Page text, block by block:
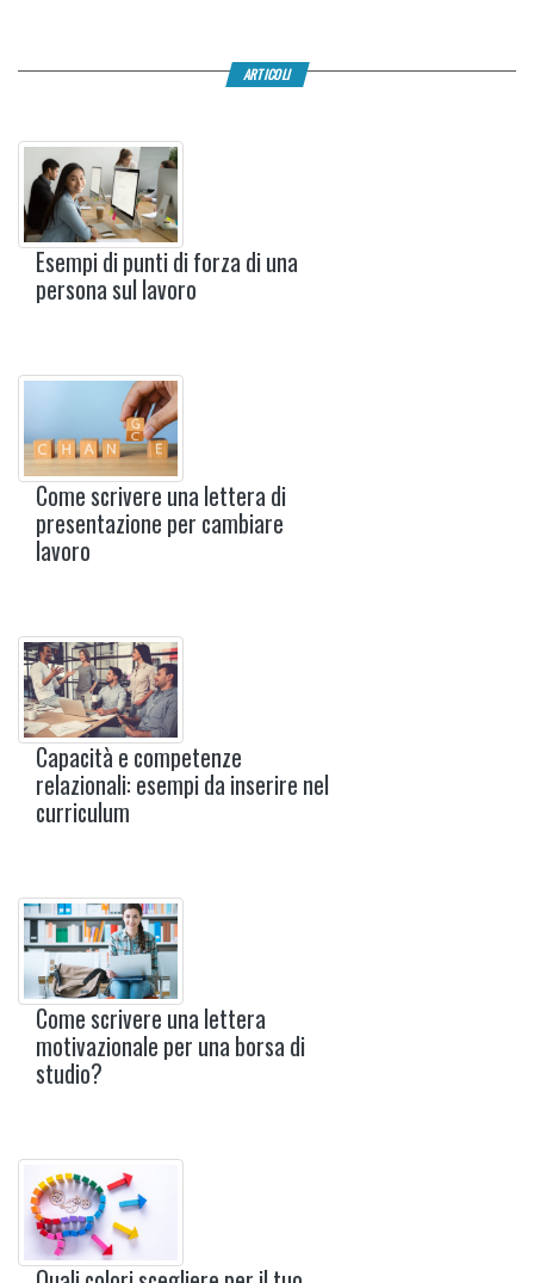
ARTICOLI
Esempi di punti di forza di una
persona sul lavoro
Come scrivere una lettera di
presentazione per cambiare
lavoro
Capacità e competenze
relazionali: esempi da inserire nel
curriculum
Come scrivere una lettera
motivazionale per una borsa di
studio?